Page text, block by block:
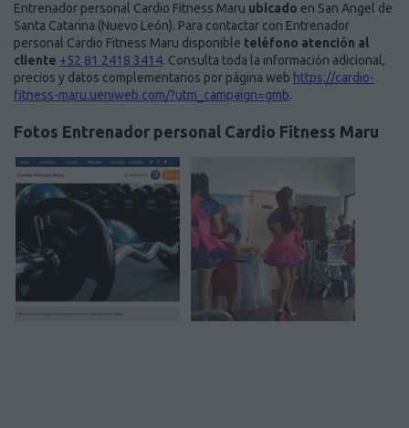
Entrenador personal Cardio Fitness Maru ubicado en San Angel de
Santa Catarina (Nuevo León). Para contactar con Entrenador
personal Cardio Fitness Maru disponible teléfono atención al
cliente +52 81 2418 3414. Consulta toda la información adicional,
precios y datos complementarios por página web https://cardio-
fitness-maru.ueniweb.com/?utm_campaign=gmb.
Fotos Entrenador personal Cardio Fitness Maru